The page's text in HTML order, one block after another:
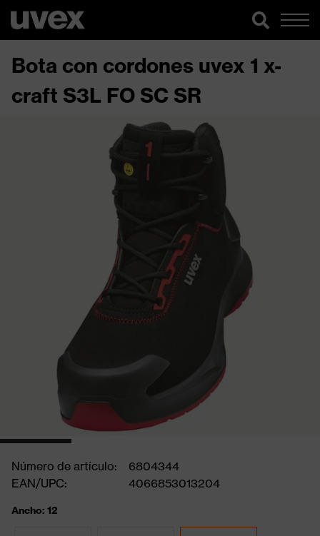
Bota con cordones uvex 1 x-
craft S3L FO SC SR
Número de artículo:
6804344
EAN/UPC:
4066853013204
Ancho: 12